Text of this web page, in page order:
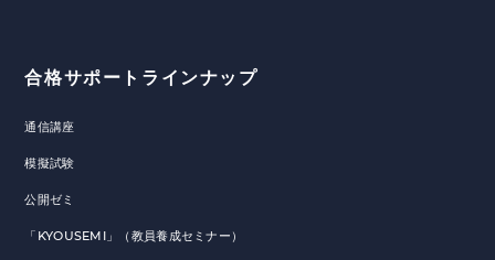
合格サポートラインナップ
通信講座
模擬試験
公開ゼミ
「KYOUSEMI」（教員養成セミナー）